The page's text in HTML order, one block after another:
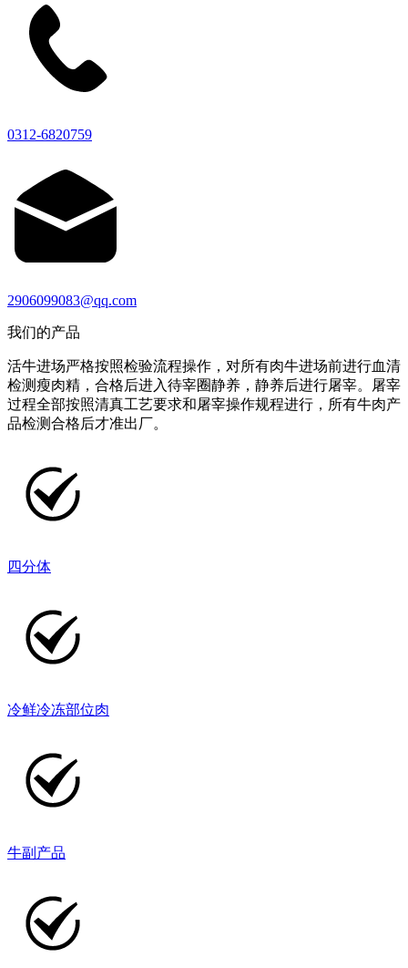
0312-6820759
2906099083@qq.com
我们的产品
活牛进场严格按照检验流程操作，对所有肉牛进场前进行血清
检测瘦肉精，合格后进入待宰圈静养，静养后进行屠宰。屠宰
过程全部按照清真工艺要求和屠宰操作规程进行，所有牛肉产
品检测合格后才准出厂。
四分体
冷鲜冷冻部位肉
牛副产品